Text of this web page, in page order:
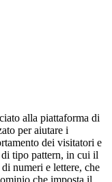
alla piattaforma di
per aiutare i
dei visitatori e
tipo pattern, in cui il
numeri e lettere, che